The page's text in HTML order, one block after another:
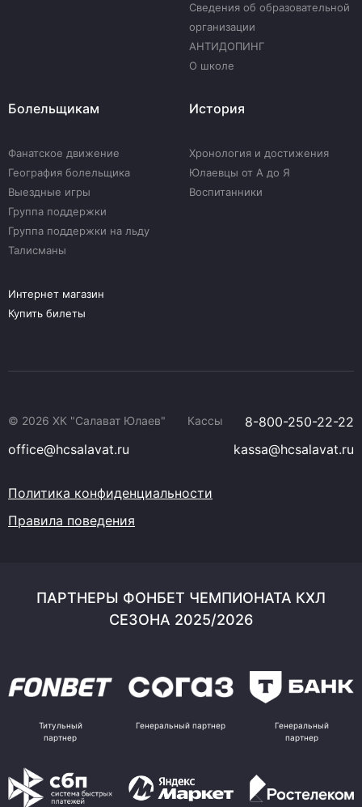
Сведения об образовательной
организации
АНТИДОПИНГ
О школе
Болельщикам
Фанатское движение
География болельщика
Выездные игры
Группа поддержки
Группа поддержки на льду
Талисманы
История
Хронология и достижения
Юлаевцы от А до Я
Воспитанники
Интернет магазин
Купить билеты
© 2026 ХК "Салават Юлаев" Кассы
8-800-250-22-22
office@hcsalavat.ru
kassa@hcsalavat.ru
Политика конфиденциальности
Правила поведения
ПАРТНЕРЫ ФОНБЕТ ЧЕМПИОНАТА КХЛ
СЕЗОНА 2025/2026
Титульный
партнер
Генеральный партнер
Генеральный
партнер